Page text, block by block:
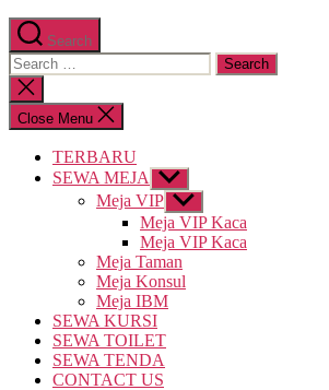
Search
Search
for:
Close
search
Close Menu
TERBARU
SEWA MEJA
Show
sub
menu
Meja VIP Show
sub
menu
Meja VIP Kaca
Meja VIP Kaca
Meja Taman
Meja Konsul
Meja IBM
SEWA KURSI
SEWA TOILET
SEWA TENDA
CONTACT US